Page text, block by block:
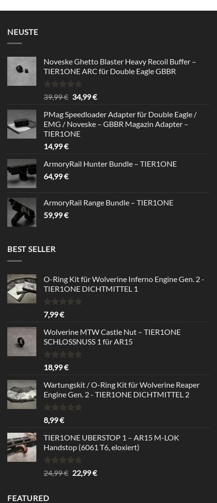
NEUSTE
Noveske Ghetto Blaster Heavy Recoil Buffer –
TIER1ONE ARC für Double Eagle GBBR
Bewertet
mit
von 5
39,99€ Ursprünglicher
war:
39,99 €
34,99€Aktueller
ist:
34,99 €.
PMag Speedloader Adapter für Double Eagle /
EMG / Noveske – GBBR Magazin Adapter –
TIER1ONE
14,99€
ArmoryRail Hunter Bundle – TIER1ONE
64,99€
ArmoryRail Range Bundle – TIER1ONE
59,99€
BEST SELLER
O-Ring Kit für Wolverine Inferno Engine Gen. 2 -
TIER1ONE DICHTMITTEL 1
Bewertet
mit
von 5
7,99€
Wolverine MTW Castle Nut – TIER1ONE
SCHLOSSNUSS 1 für AR15
Bewertet
mit
von 5
18,99€
Wartungskit / O-Ring Kit für Wolverine Reaper
Engine Gen. 2 - TIER1ONE DICHTMITTEL 2
Bewertet
mit
von 5
8,99€
TIER1ONE UBERSTOP 1 – AR15 M-LOK
Handstop (6061 T6, eloxiert)
Bewertet
mit
24,99€ Ursprünglicher
22,99€Aktueller
FEATURED